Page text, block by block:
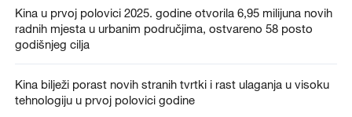
Kina u prvoj polovici 2025. godine otvorila 6,95 milijuna novih
radnih mjesta u urbanim područjima, ostvareno 58 posto
godišnjeg cilja
Kina bilježi porast novih stranih tvrtki i rast ulaganja u visoku
tehnologiju u prvoj polovici godine